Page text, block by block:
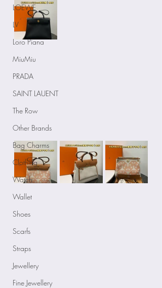
LOEWE
LV
Loro Piana
MiuMiu
PRADA
SAINT LAUENT
The Row
Other Brands
Bag Charms
Clothing
Watch
Wallet
Shoes
Scarfs
Straps
Jewellery
Fine Jewellery